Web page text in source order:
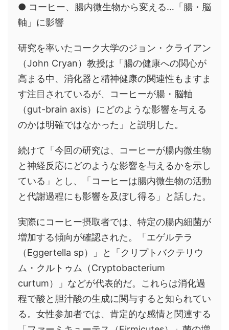
● コーヒー、腸内微生物から変える…「腸・脳
軸」に影響
研究を率いたコーク大学のジョン・クライアン
（John Cryan）教授は「腸の健康への関心が
高まる中、消化器と精神健康の関連性もますま
す注目されているが、コーヒーが腸・脳軸
（gut-brain axis）にどのような影響を与える
のかは明確ではなかった」と説明した。
続けて「今回の研究は、コーヒーが腸内微生物
と神経反応にどのような影響を与えるかを示し
ている」とし、「コーヒーは腸内微生物の活動
と代謝過程にも影響を及ぼし得る」と話した。
実際にコーヒー摂取者では、特定の腸内細菌が
増加する傾向が確認された。「エゲルテラ
（Eggertella sp）」と「クリプトバクテリウ
ム・クルトゥム（Cryptobacterium
curtum）」などが代表的だ。これらは消化過
程で酸と胆汁酸の生成に関与すると知られてい
る。女性参加者では、肯定的な感情と関連する